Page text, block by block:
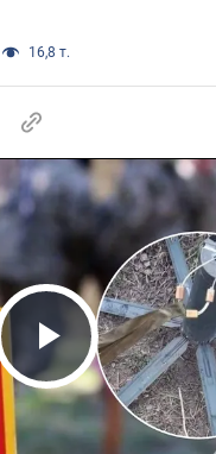
16,8 т.
Play